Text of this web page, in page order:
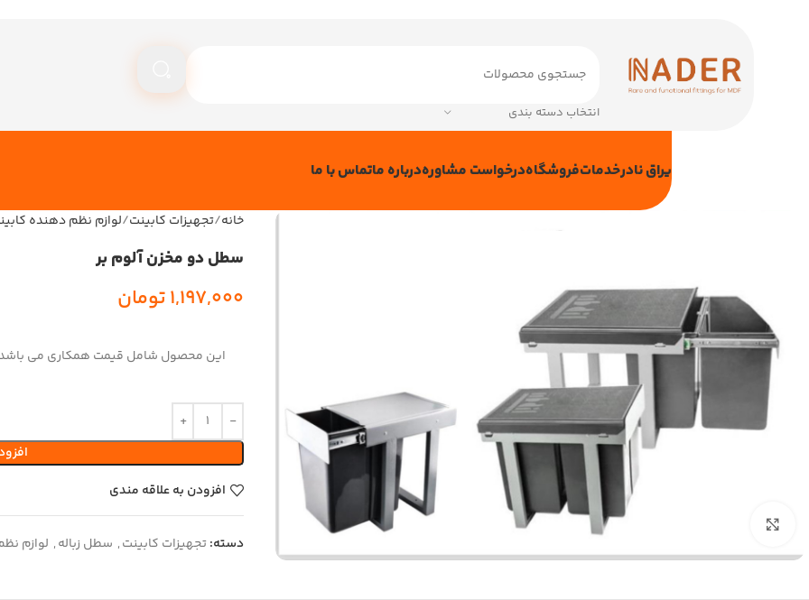
انتخاب دسته بندی
یراق نادرخدماتفروشگاهدرخواست مشاورهدرباره ماتماس با ما
خانه تجهیزات کابینت لوازم نظم دهنده
سطل دو مخزن آلوم بر
1,197,000تومان
این محصول شامل قیمت همکاری می
افزودن به علاقه مندی
دسته:تجهیزات کابینت, سطل زباله, لوازم